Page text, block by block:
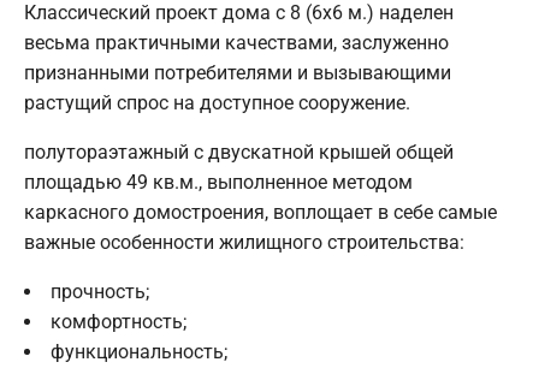
Классический проект дома с 8 (6х6 м.) наделен
весьма практичными качествами, заслуженно
признанными потребителями и вызывающими
растущий спрос на доступное сооружение.
полутораэтажный с двускатной крышей общей
площадью 49 кв.м., выполненное методом
каркасного домостроения, воплощает в себе самые
важные особенности жилищного строительства:
прочность;
комфортность;
функциональность;